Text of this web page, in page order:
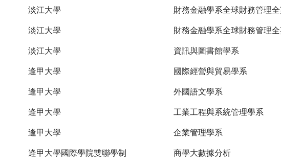
淡江大學
財務金融學系全球財務管理
淡江大學
財務金融學系全球財務管理
淡江大學
資訊與圖書館學系
逢甲大學
國際經營與貿易學系
逢甲大學
外國語文學系
逢甲大學
工業工程與系統管理學系
逢甲大學
企業管理學系
逢甲大學國際學院雙聯學制
商學大數據分析